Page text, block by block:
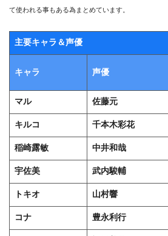
て使われる事もある為まとめています。
主要キャラ＆声優
キャラ 声優
マル 佐藤元
キルコ 千本木彩花
稲崎露敏 中井和哉
宇佐美 武内駿輔
トキオ 山村響
コナ 豊永利行